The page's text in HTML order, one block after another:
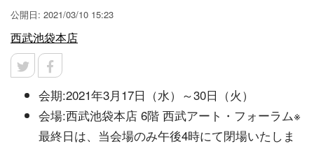
公開日: 2021/03/10 15:23
西武池袋本店
会期:2021年3月17日（水）～30日（火）
会場:西武池袋本店 6階 西武アート・フォーラム※
最終日は、当会場のみ午後4時にて閉場いたしま